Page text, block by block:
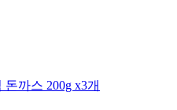
돈까스 200g x3개